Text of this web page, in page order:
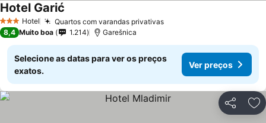
3 EstrelasHotel Quartos com varandas privativasVer preços
Hotel Garić
8,4 Muito boa 1.214 Garešnica
Selecione as datas para ver os preços
exatos.
Ver preços
Partilhar